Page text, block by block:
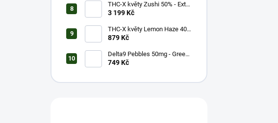
THC-X květy Zushi 50% - Extra
Strong (20g)
3 199 Kč
THC-X květy Lemon Haze 40%
(5g)
879 Kč
Delta9 Pebbles 50mg - Green
Apple (1 balení)
749 Kč